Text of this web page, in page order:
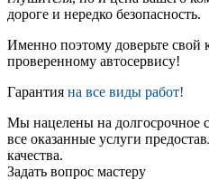
дороге и нередко безопасность.
Именно поэтому доверьте свой
проверенному автосервису!
Гарантия на все виды работ!
Мы нацелены на долгосрочное
все оказанные услуги
качества.
Задать вопрос мастеру